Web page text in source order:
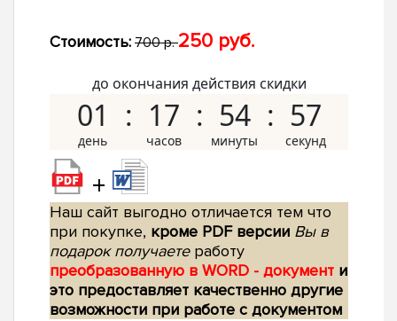
Стоимость: 700 р.250 руб.
до окончания действия скидки
01 17 54 56
+
Наш сайт выгодно отличается тем что
при покупке, кроме PDF версии Вы в
подарок получаетеработу
преобразованную в WORD - документ и
это предоставляет качественно другие
возможности при работе с документом